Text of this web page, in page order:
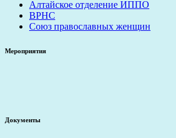
Алтайское отделение ИППО
ВРНС
Союз православных женщин
Мероприятия
Документы